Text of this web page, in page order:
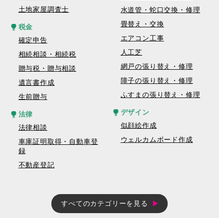
土地家屋調査士
税金
確定申告
相続相談・相続税
贈与税・贈与相談
遺言書作成
生前贈与
法律
法律相談
車庫証明取得・自動車登
録
不動産登記
水道管・蛇口交換・修理
畳替え・交換
エアコン工事
人工芝
網戸の張り替え・修理
障子の張り替え・修理
ふすまの張り替え・修理
デザイン
似顔絵作成
ウェルカムボード作成
すべてのカテゴリーを見る